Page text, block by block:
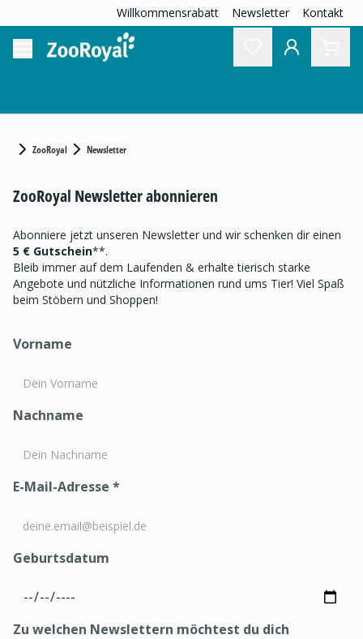
Willkommensrabatt Newsletter Kontakt
ZooRoyal Newsletter
ZooRoyal Newsletter abonnieren
Abonniere jetzt unseren Newsletter und wir schenken dir einen
5 € Gutschein**.
Bleib immer auf dem Laufenden & erhalte tierisch starke
Angebote und nützliche Informationen rund ums Tier! Viel Spaß
beim Stöbern und Shoppen!
Vorname
Nachname
E-Mail-Adresse *
Geburtsdatum
Zu welchen Newslettern möchtest du dich